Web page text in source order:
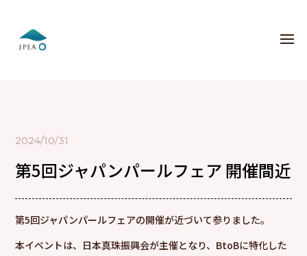
2024/10/31
第5回ジャパンパールフェア 開催間近
第5回ジャパンパールフェアの開催が近づいて参りました。
本イベントは、日本真珠振興会が主催となり、BtoBに特化した